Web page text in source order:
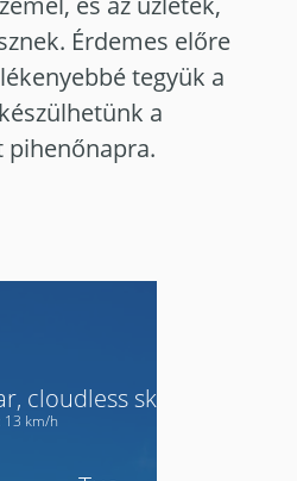
Érdemes előre
tegyük a
a
pihenőnapra.